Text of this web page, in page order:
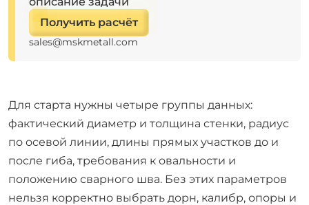
Получить расчёт
sales@mskmetall.com
Для старта нужны четыре группы данных:
фактический диаметр и толщина стенки, радиус
по осевой линии, длины прямых участков до и
после гиба, требования к овальности и
положению сварного шва. Без этих параметров
нельзя корректно выбрать дорн, калибр, опоры и